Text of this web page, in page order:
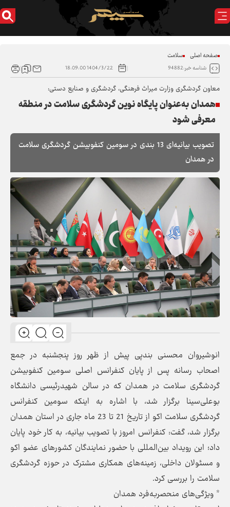
صفحه اصلی سلامت
شناسه خبر:94882 1404/3/22 18:09:00
معاون گردشگری وزارت میراث فرهنگی، گردشگری و صنایع دستی:
همدان به‌عنوان پایگاه نوین گردشگری سلامت در منطقه
معرفی شود
تصویب بیانیه‌ای 13 بندی در سومین کنفوبیشن گردشگری سلامت
در همدان
انوشیروان محسنی ‌بندپی پیش از ظهر روز پنجشنبه در جمع
اصحاب رسانه پس از پایان کنفرانس اصلی سومین کنفوبیشن
گردشگری سلامت در همدان که در سالن شهیدرئیسی دانشگاه
بوعلی‌سینا برگزار شد، با اشاره به اینکه سومین کنفرانس
گردشگری سلامت اکو از تاریخ 21 تا 23 ماه جاری در استان همدان
برگزار شد، گفت: کنفرانس امروز با تصویب بیانیه‌، به کار خود پایان
داد؛ این رویداد بین‌المللی با حضور نمایندگان کشورهای عضو اکو
و مسئولان داخلی، زمینه‌های همکاری مشترک در حوزه گردشگری
سلامت را بررسی کرد.
* ویژگی‌های منحصربه‌فرد همدان